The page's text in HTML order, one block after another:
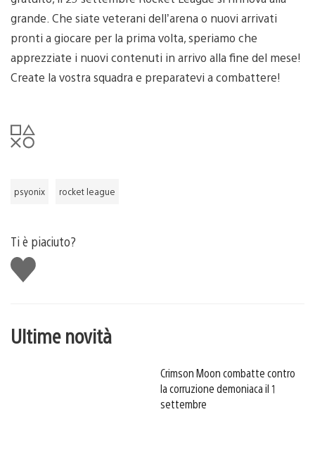
grande. Che siate veterani dell’arena o nuovi arrivati
pronti a giocare per la prima volta, speriamo che
apprezziate i nuovi contenuti in arrivo alla fine del mese!
Create la vostra squadra e preparatevi a combattere!
psyonix rocket league
Ti è piaciuto?
Mi
piace
Ultime novità
Crimson Moon combatte contro
la corruzione demoniaca il 1
settembre